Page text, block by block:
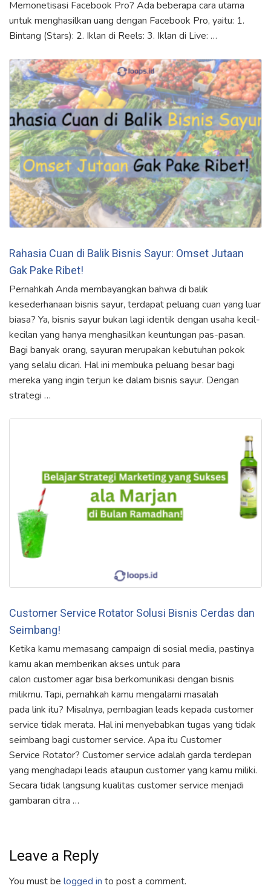
Memonetisasi Facebook Pro? Ada beberapa cara utama
untuk menghasilkan uang dengan Facebook Pro, yaitu: 1.
Bintang (Stars): 2. Iklan di Reels: 3. Iklan di Live: …
Rahasia Cuan di Balik Bisnis Sayur: Omset Jutaan
Gak Pake Ribet!
Pernahkah Anda membayangkan bahwa di balik
kesederhanaan bisnis sayur, terdapat peluang cuan yang luar
biasa? Ya, bisnis sayur bukan lagi identik dengan usaha kecil-
kecilan yang hanya menghasilkan keuntungan pas-pasan.
Bagi banyak orang, sayuran merupakan kebutuhan pokok
yang selalu dicari. Hal ini membuka peluang besar bagi
mereka yang ingin terjun ke dalam bisnis sayur. Dengan
strategi …
Customer Service Rotator Solusi Bisnis Cerdas dan
Seimbang!
Ketika kamu memasang campaign di sosial media, pastinya
kamu akan memberikan akses untuk para
calon customer agar bisa berkomunikasi dengan bisnis
milikmu. Tapi, pernahkah kamu mengalami masalah
pada link itu? Misalnya, pembagian leads kepada customer
service tidak merata. Hal ini menyebabkan tugas yang tidak
seimbang bagi customer service. Apa itu Customer
Service Rotator? Customer service adalah garda terdepan
yang menghadapi leads ataupun customer yang kamu miliki.
Secara tidak langsung kualitas customer service menjadi
gambaran citra …
Leave a Reply
You must be logged in to post a comment.